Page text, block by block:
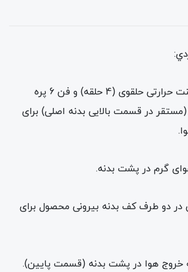
- دارای المنت حرارتی حلقوی (4 حلقه) و فن 6 پره
(مستقر در قسمت بالایی بدنه اصلی) برای
در پشت بدنه.
طرف کف بدنه بیرونی محصول برای